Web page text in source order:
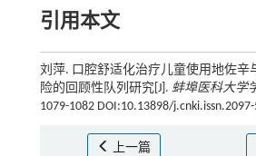
引用本文
刘萍. 口腔舒适化治疗儿童使用地佐辛
险的回顾性队列研究[J]. 蚌埠医科大学
1079-1082 DOI:10.13898/
上一篇